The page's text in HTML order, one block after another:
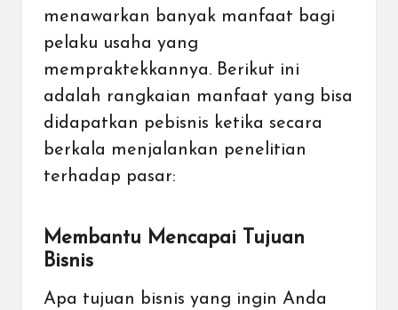
menawarkan banyak manfaat bagi
pelaku usaha yang
mempraktekkannya. Berikut ini
adalah rangkaian manfaat yang bisa
didapatkan pebisnis ketika secara
berkala menjalankan penelitian
terhadap pasar:
Membantu Mencapai Tujuan
Bisnis
Apa tujuan bisnis yang ingin Anda